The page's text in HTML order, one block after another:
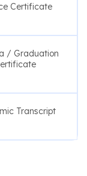
Certificate
/ Graduation
Transcript